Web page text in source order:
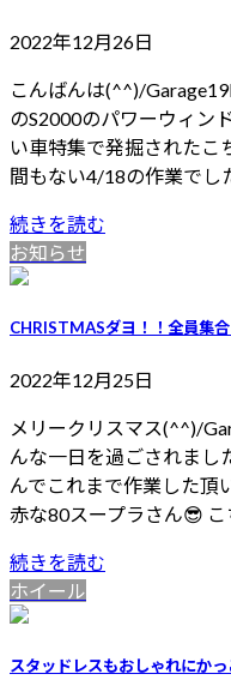
2022年12月26日
こんばんは(^^)/
のS2000のパワーウィン
い車特集で発掘されたこ
間もない4/18の作業でし
続きを読む
お知らせ
CHRISTMASダヨ！！全員集合
2022年12月25日
メリークリスマス(^^)/
んな一日を過ごされまし
んでこれまで作業した頂
赤な80スープラさん😎
続きを読む
ホイール
スタッドレスもおしゃれにかっ